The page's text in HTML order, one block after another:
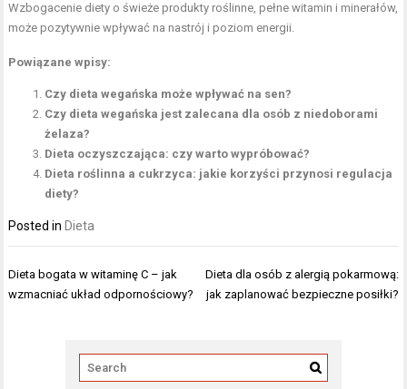
Wzbogacenie diety o świeże produkty roślinne, pełne witamin i minerałów,
może pozytywnie wpływać na nastrój i poziom energii.
Powiązane wpisy:
Czy dieta wegańska może wpływać na sen?
Czy dieta wegańska jest zalecana dla osób z niedoborami
żelaza?
Dieta oczyszczająca: czy warto wypróbować?
Dieta roślinna a cukrzyca: jakie korzyści przynosi regulacja
diety?
Posted in Dieta
Nawigacja
wpisu
Dieta bogata w witaminę C – jak
wzmacniać układ odpornościowy?
Dieta dla osób z alergią pokarmową:
jak zaplanować bezpieczne posiłki?